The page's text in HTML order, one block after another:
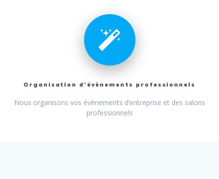
Organisation d’évènements professionnels
Nous organisons vos évènements d’entreprise et des salons
professionnels